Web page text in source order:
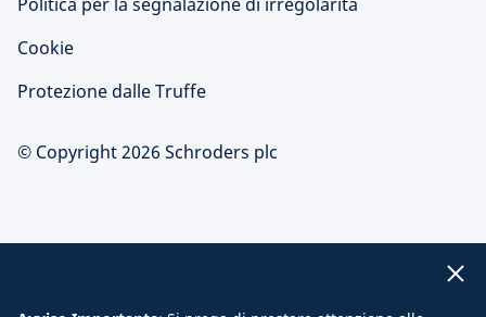
Cookie
Protezione dalle Truffe
© Copyright 2026 Schroders plc